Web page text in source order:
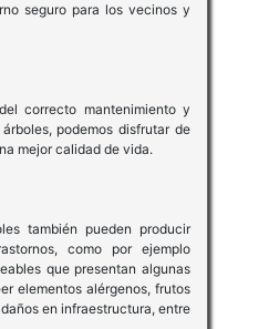
seguro para los vecinos y
mantenimiento y
podemos disfrutar de
mejor calidad de vida.
pueden producir
como por ejemplo
que presentan algunas
elementos alérgenos, frutos
en infraestructura, entre